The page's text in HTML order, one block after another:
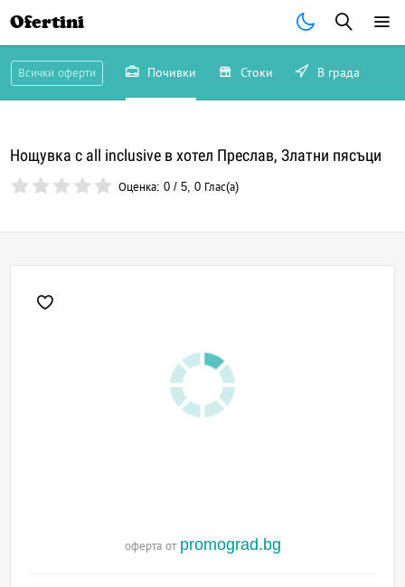
Ofertini
Всички оферти Почивки Стоки В града
Нощувка с all inclusive в хотел Преслав, Златни пясъци
Оценка:0 /5,0 Глас(а)
оферта от promograd.bg